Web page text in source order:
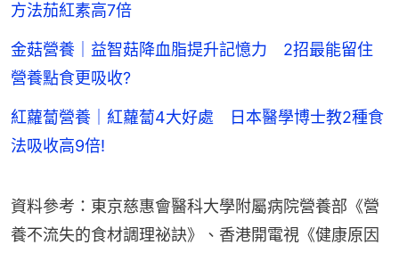
方法茄紅素高7倍
金菇營養｜益智菇降血脂提升記憶力 2招最能留住
營養點食更吸收?
紅蘿蔔營養｜紅蘿蔔4大好處 日本醫學博士教2種食
法吸收高9倍!
資料參考：東京慈惠會醫科大學附屬病院營養部《營
養不流失的食材調理祕訣》、香港開電視《健康原因